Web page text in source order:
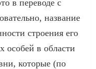
в переводе с
название
строения его
особей в области
которые (по